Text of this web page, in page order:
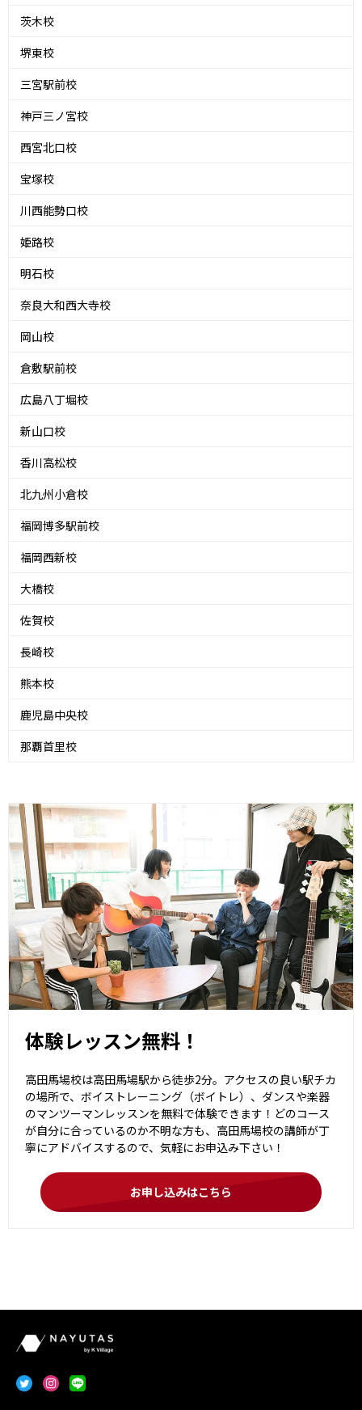
茨木校
堺東校
三宮駅前校
神戸三ノ宮校
西宮北口校
宝塚校
川西能勢口校
姫路校
明石校
奈良大和西大寺校
岡山校
倉敷駅前校
広島八丁堀校
新山口校
香川高松校
北九州小倉校
福岡博多駅前校
福岡西新校
大橋校
佐賀校
長崎校
熊本校
鹿児島中央校
那覇首里校
体験レッスン無料！
高田馬場校は高田馬場駅から徒歩2分。アクセスの良い駅チカ
の場所で、ボイストレーニング（ボイトレ）、ダンスや楽器
のマンツーマンレッスンを無料で体験できます！どのコース
が自分に合っているのか不明な方も、高田馬場校の講師が丁
寧にアドバイスするので、気軽にお申込み下さい！
お申し込みはこちら